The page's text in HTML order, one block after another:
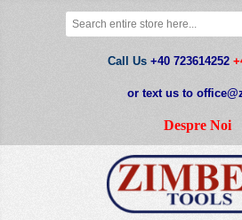
Call Us +40 723614252
or text us to
Despre Noi